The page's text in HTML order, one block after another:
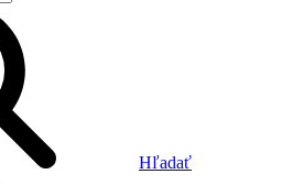
Hľadať